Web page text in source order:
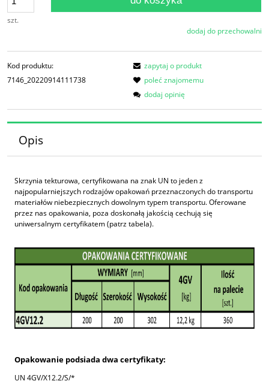
szt.
dodaj do przechowalni
Kod produktu:
7146_20220914111738
zapytaj o produkt
poleć znajomemu
dodaj opinię
Opis
Skrzynia tekturowa, certyfikowana na znak UN to jeden z
najpopularniejszych rodzajów opakowań przeznaczonych do transportu
materiałów niebezpiecznych dowolnym typem transportu. Oferowane
przez nas opakowania, poza doskonałą jakością cechują się
uniwersalnym certyfikatem (patrz tabela).
Opakowanie podsiada dwa certyfikaty:
UN 4GV/X12.2/S/*